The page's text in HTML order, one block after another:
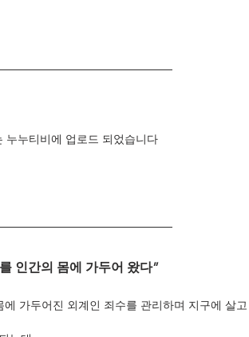
누누티비에 업로드 되었습니다
인간의 몸에 가두어 왔다”
에 가두어진 외계인 죄수를 관리하며 지구에 살